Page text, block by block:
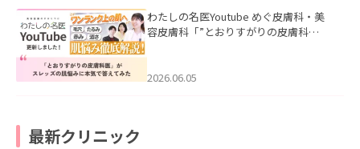
わたしの名医Youtube めぐ皮膚科・美
容皮膚科「”とおりすがりの皮膚科
2026.06.05
最新クリニック